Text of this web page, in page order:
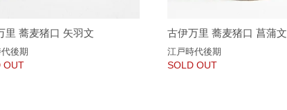
里 蕎麦猪口 矢羽文
後期
OUT
古伊万里 蕎麦猪口 菖蒲文
江戸時代後期
SOLD OUT